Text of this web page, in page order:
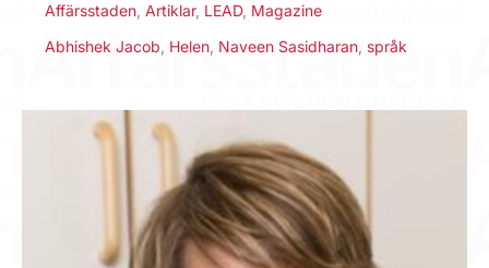
Affärsstaden Artiklar, LEAD, Magazine
Abhishek Jacob, Helen, Naveen Sasidharan, språk